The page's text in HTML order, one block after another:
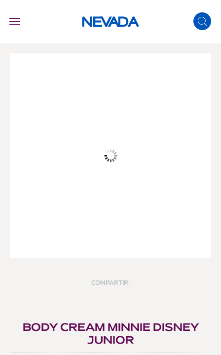
COMPARTIR:
BODY CREAM MINNIE DISNEY
JUNIOR